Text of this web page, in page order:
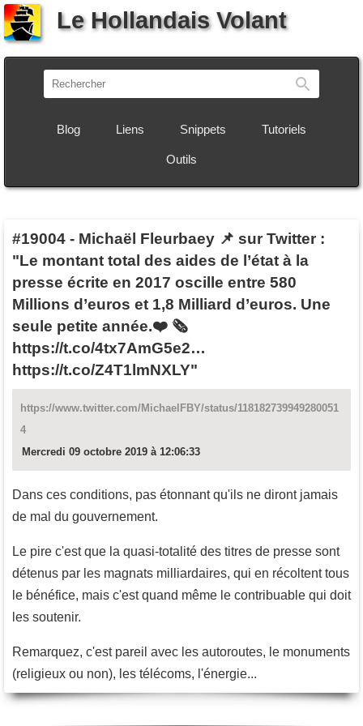
Le Hollandais Volant
Blog Liens Snippets Tutoriels
Outils
#19004 - Michaël Fleurbaey 📌 sur Twitter :
"Le montant total des aides de l’état à la
presse écrite en 2017 oscille entre 580
Millions d’euros et 1,8 Milliard d’euros. Une
seule petite année.❤️ 🗞
https://t.co/4tx7AmG5e2…
https://t.co/Z4T1lmNXLY"
https://www.twitter.com/MichaelFBY/status/118182739949280051
4
Mercredi 09 octobre 2019 à 12:06:33
Dans ces conditions, pas étonnant qu'ils ne diront jamais
de mal du gouvernement.
Le pire c'est que la quasi-totalité des titres de presse sont
détenus par les magnats milliardaires, qui en récoltent tous
le bénéfice, mais c'est quand même le contribuable qui doit
les soutenir.
Remarquez, c'est pareil avec les autoroutes, le monuments
(religieux ou non), les télécoms, l'énergie...